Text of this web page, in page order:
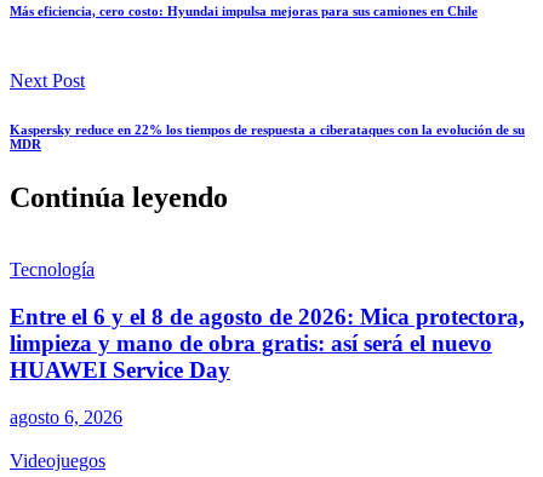
Más eficiencia, cero costo: Hyundai impulsa mejoras para sus camiones en Chile
Next Post
Kaspersky reduce en 22% los tiempos de respuesta a ciberataques con la evolución de su
MDR
Continúa leyendo
Tecnología
Entre el 6 y el 8 de agosto de 2026: Mica protectora,
limpieza y mano de obra gratis: así será el nuevo
HUAWEI Service Day
agosto 6, 2026
Videojuegos